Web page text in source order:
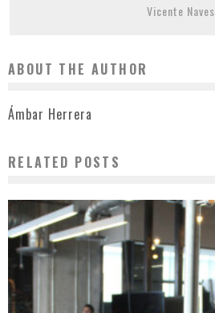
Vicente Naves
ABOUT THE AUTHOR
Ámbar Herrera
RELATED POSTS